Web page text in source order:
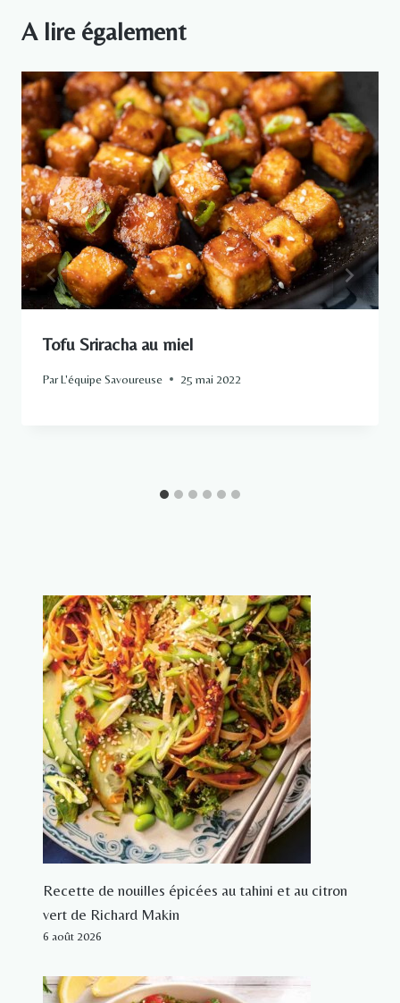
A lire également
Tofu Sriracha au miel
ParL'équipe Savoureuse 25 mai 2022
Recette de nouilles épicées au tahini et au citron
vert de Richard Makin
6 août 2026